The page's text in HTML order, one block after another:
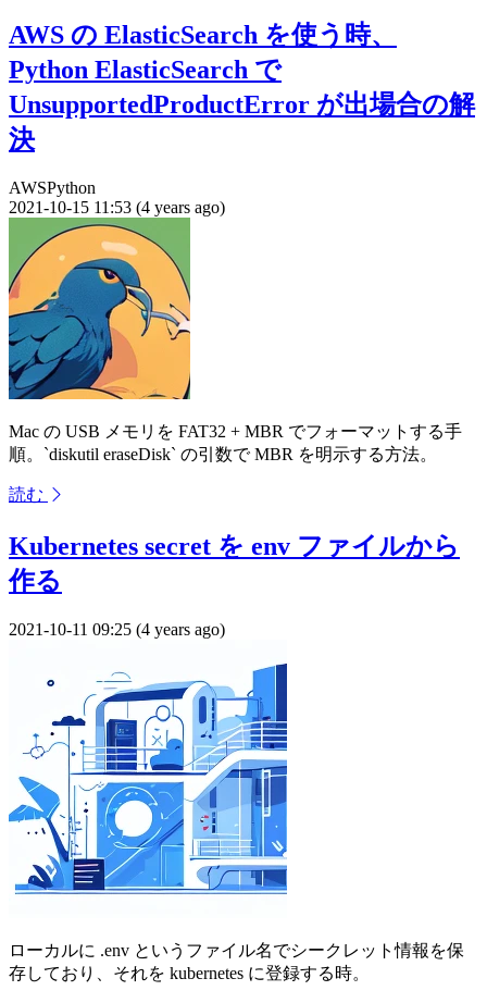
AWS の ElasticSearch を使う時、
Python ElasticSearch で
UnsupportedProductError が出場合の解
決
AWSPython
2021-10-15 11:53 (4 years ago)
Mac の USB メモリを FAT32 + MBR でフォーマットする手
順。`diskutil eraseDisk` の引数で MBR を明示する方法。
読む
Kubernetes secret を env ファイルから
作る
2021-10-11 09:25 (4 years ago)
ローカルに .env というファイル名でシークレット情報を保
存しており、それを kubernetes に登録する時。